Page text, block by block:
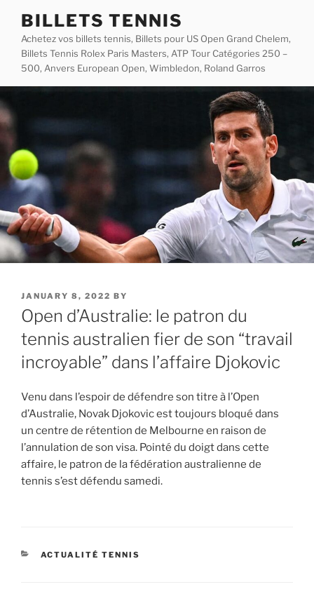
content
BILLETS TENNIS
Achetez vos billets tennis, Billets pour US Open Grand Chelem,
Billets Tennis Rolex Paris Masters, ATP Tour Catégories 250 –
500, Anvers European Open, Wimbledon, Roland Garros
POSTED
ON
JANUARY 8, 2022 BY
Open d’Australie: le patron du
tennis australien fier de son “travail
incroyable” dans l’affaire Djokovic
Venu dans l’espoir de défendre son titre à l’Open
d’Australie, Novak Djokovic est toujours bloqué dans
un centre de rétention de Melbourne en raison de
l’annulation de son visa. Pointé du doigt dans cette
affaire, le patron de la fédération australienne de
tennis s’est défendu samedi.
CATEGORIES
ACTUALITÉ TENNIS